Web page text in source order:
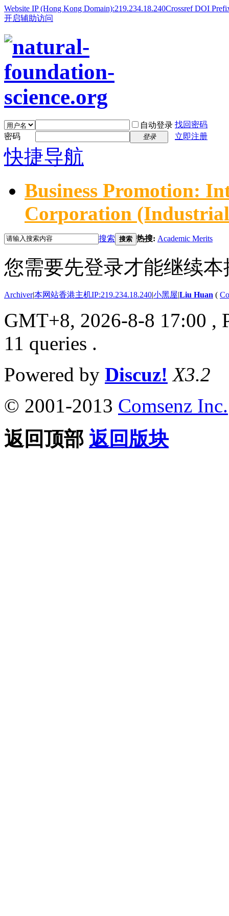
Website IP (Hong Kong Domain):219.234.18.240Crossref DOI
开启辅助访问
自动登录 找回密码
密码
登录 立即注册
快捷导航
Business Promotion:
Corporation
搜索 搜索 热搜: Academic Merits
您需要先登录才能继续本
Archiver|本网站香港主机IP:219.234.18.240|小黑屋|Liu Huan (
GMT+8, 2026-8-8 17:00 ,
11 queries .
Powered by Discuz! X3.2
© 2001-2013 Comsenz Inc.
返回顶部 返回版块